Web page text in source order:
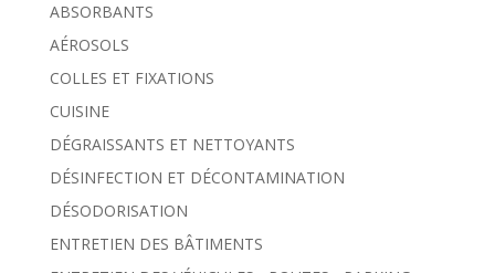
ABSORBANTS
AÉROSOLS
COLLES ET FIXATIONS
CUISINE
DÉGRAISSANTS ET NETTOYANTS
DÉSINFECTION ET DÉCONTAMINATION
DÉSODORISATION
ENTRETIEN DES BÂTIMENTS